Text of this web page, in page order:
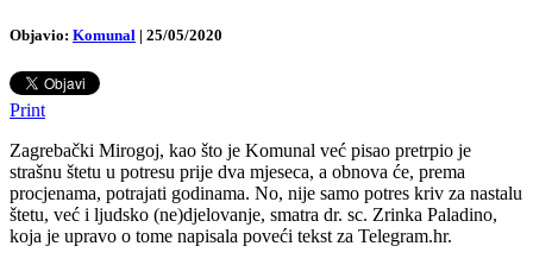
Objavio: Komunal | 25/05/2020
Print
Zagrebački Mirogoj, kao što je Komunal već pisao pretrpio je
strašnu štetu u potresu prije dva mjeseca, a obnova će, prema
procjenama, potrajati godinama. No, nije samo potres kriv za nastalu
štetu, već i ljudsko (ne)djelovanje, smatra dr. sc. Zrinka Paladino,
koja je upravo o tome napisala poveći tekst za Telegram.hr.